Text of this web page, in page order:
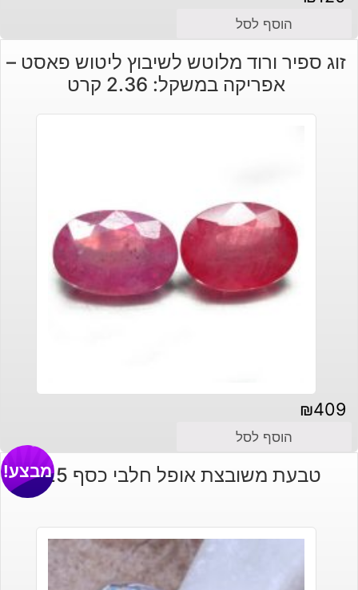
הוסף לסל
זוג ספיר ורוד מלוטש לשיבוץ ליטוש פאסט –
אפריקה במשקל: 2.36 קרט
₪409
הוסף לסל
טבעת משובצת אופל חלבי כסף 925 מבצע!